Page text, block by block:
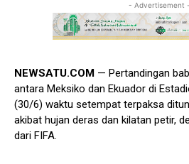
- Advertisement -
NEWSATU.COM — Pertandingan
antara Meksiko dan Ekuador di
(30/6) waktu setempat terpaksa
akibat hujan deras dan kilatan petir,
dari FIFA.